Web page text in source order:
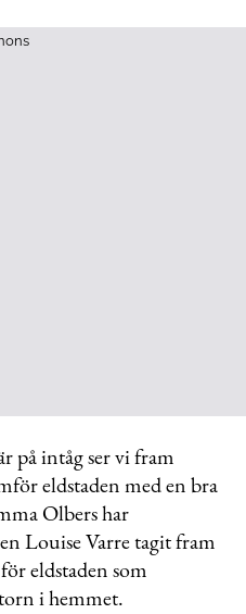
på intåg ser vi fram
eldstaden med en bra
Olbers har
Louise Varre tagit fram
eldstaden som
i hemmet.